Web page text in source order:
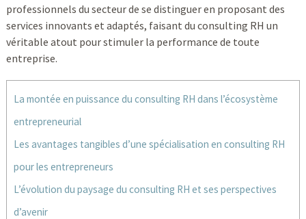
professionnels du secteur de se distinguer en proposant des
services innovants et adaptés, faisant du consulting RH un
véritable atout pour stimuler la performance de toute
entreprise.
La montée en puissance du consulting RH dans l’écosystème
entrepreneurial
Les avantages tangibles d’une spécialisation en consulting RH
pour les entrepreneurs
L’évolution du paysage du consulting RH et ses perspectives
d’avenir